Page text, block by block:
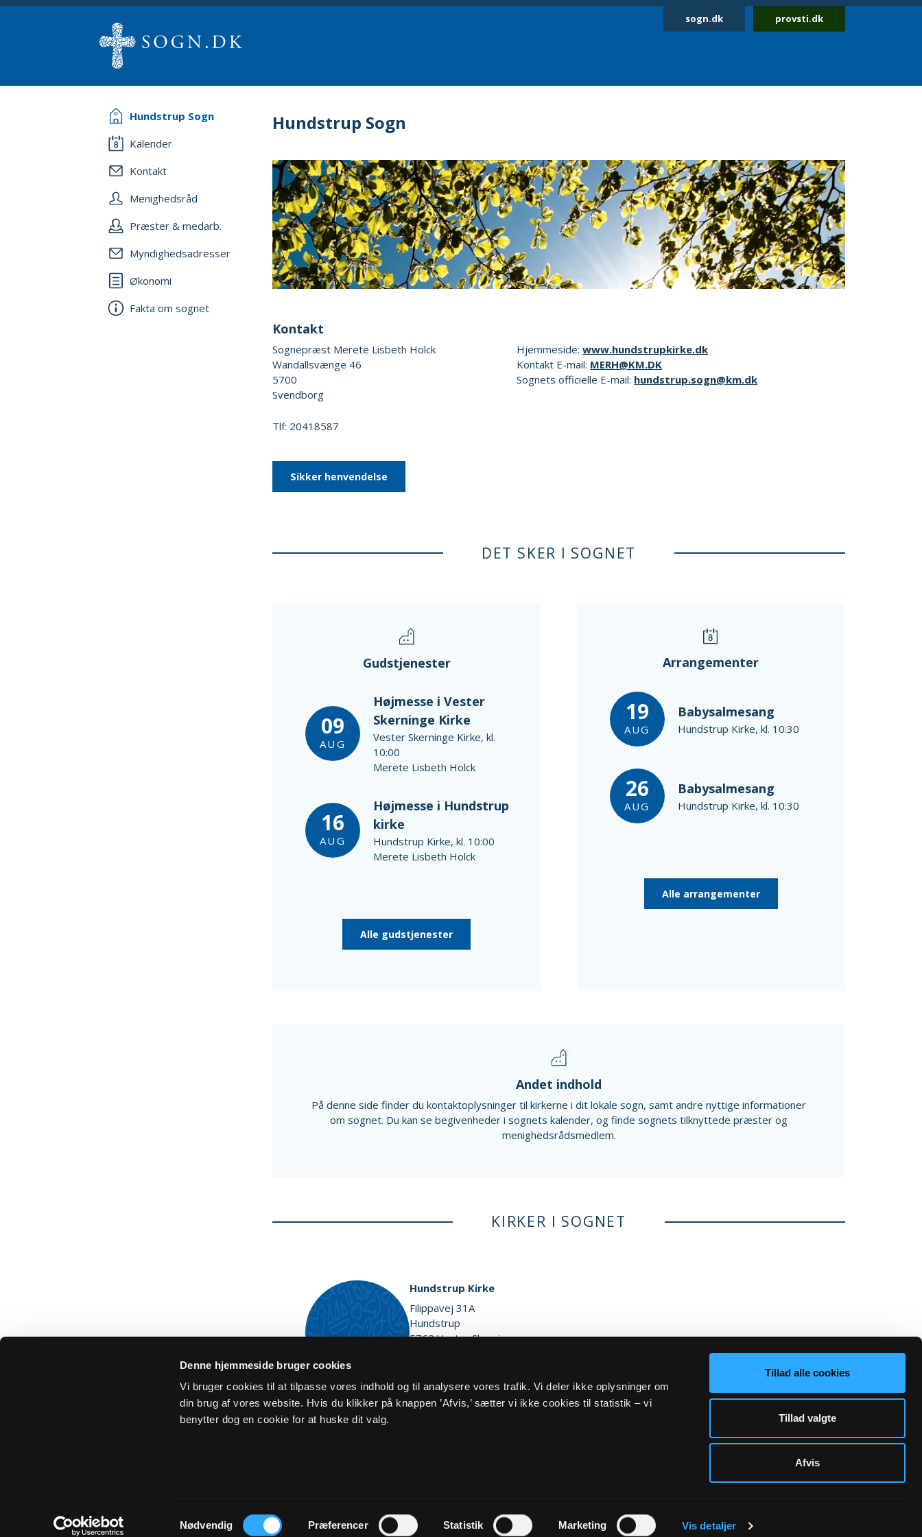
Denne hjemmeside bruger cookies
Vi bruger cookies til at tilpasse vores indhold og til analysere vores trafik. Vi deler ikke oplysninger om
din brug af vores website. Hvis du klikker på knappen ’Afvis,’ sætter vi ikke cookies til statistik – vi
benytter dog en cookie for at huske dit valg.
Samtykkevalg
Nødvendig Præferencer Statistik Marketing Vis detaljer
Tillad alle cookies
Tillad valgte
Afvis
sogn.dk provsti.dk
Hundstrup Sogn
Kalender
Kontakt
Menighedsråd
Præster & medarb.
Myndighedsadresser
Økonomi
Fakta om sognet
Hundstrup Sogn
Kontakt
Sognepræst Merete Lisbeth Holck
Wandallsvænge 46
5700
Svendborg
Tlf: 20418587
Sikker henvendelse
Hjemmeside:www.hundstrupkirke.dk
Kontakt E-mail: MERH@KM.DK
Sognets officielle E-mail: hundstrup.sogn@km.dk
DET SKER I SOGNET
Gudstjenester
09
AUG
Højmesse i Vester
Skerninge Kirke
Vester Skerninge Kirke, kl.
10:00
Merete Lisbeth Holck
16
AUG
Højmesse i Hundstrup
kirke
Hundstrup Kirke, kl. 10:00
Merete Lisbeth Holck
Alle gudstjenester
Arrangementer
19
AUG
Babysalmesang
Hundstrup Kirke, kl. 10:30
26
AUG
Babysalmesang
Hundstrup Kirke, kl. 10:30
Alle arrangementer
Andet indhold
På denne side finder du kontaktoplysninger til kirkerne i dit lokale sogn, samt andre nyttige informationer
om sognet. Du kan se begivenheder i sognets kalender, og finde sognets tilknyttede præster og
menighedsrådsmedlem.
KIRKER I SOGNET
Hundstrup Kirke
Filippavej 31A
Hundstrup
5762 Vester Skerninge